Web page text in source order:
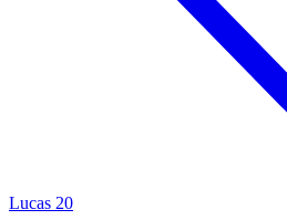
Lucas 20